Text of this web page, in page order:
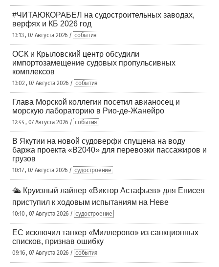
#ЧИТАЮКОРАБЕЛ на судостроительных заводах,
верфях и КБ 2026 год
13:13 , 07 Августа 2026 / события
ОСК и Крыловский центр обсудили
импортозамещение судовых пропульсивных
комплексов
13:02 , 07 Августа 2026 / события
Глава Морской коллегии посетил авианосец и
морскую лабораторию в Рио-де-Жанейро
12:44 , 07 Августа 2026 / события
В Якутии на новой судоверфи спущена на воду
баржа проекта «В2040» для перевозки пассажиров и
грузов
10:17 , 07 Августа 2026 / судостроение
🛳️ Круизный лайнер «Виктор Астафьев» для Енисея
приступил к ходовым испытаниям на Неве
10:10 , 07 Августа 2026 / судостроение
ЕС исключил танкер «Миллерово» из санкционных
списков, признав ошибку
09:16 , 07 Августа 2026 / события